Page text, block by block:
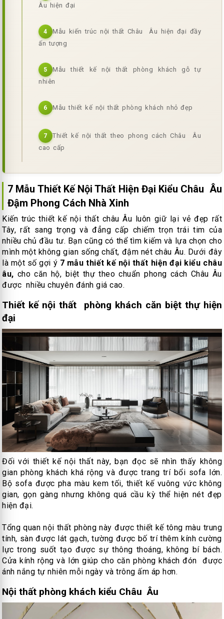
Âu hiện đại
4
Mẫu kiến trúc nội thất Châu Âu hiện đại đầy
ấn tượng
5
Mẫu thiết kế nội thất phòng khách gỗ tự
nhiên
6 Mẫu thiết kế nội thất phòng khách nhỏ đẹp
7
Thiết kế nội thất theo phong cách Châu Âu
cao cấp
7 Mẫu Thiết Kế Nội Thất Hiện Đại Kiểu Châu Âu
Đậm Phong Cách Nhà Xinh
Kiến trúc thiết kế nội thất châu Âu luôn giữ lại vẻ đẹp rất
Tây, rất sang trọng và đẳng cấp chiếm trọn trái tim của
nhiều chủ đầu tư. Bạn cũng có thể tìm kiếm và lựa chọn cho
mình một không gian sống chất, đậm nét châu Âu. Dưới đây
là một số gợi ý 7 mẫu thiết kế nội thất hiện đại kiểu châu
âu, cho căn hộ, biệt thự theo chuẩn phong cách Châu Âu
được nhiều chuyên đánh giá cao.
Thiết kế nội thất phòng khách căn biệt thự hiện
đại
Đối với thiết kế nội thất này, bạn đọc sẽ nhìn thấy không
gian phòng khách khá rộng và được trang trí bổi sofa lớn.
Bộ sofa được pha màu kem tối, thiết kế vuông vức không
gian, gọn gàng nhưng không quá cầu kỳ thể hiện nét đẹp
hiện đại.
Tổng quan nội thất phòng này được thiết kế tông màu trung
tính, sàn được lát gạch, tường được bố trí thêm kính cường
lực trong suốt tạo được sự thông thoáng, không bí bách.
Cửa kính rộng và lớn giúp cho căn phòng khách đón được
ánh nắng tự nhiên mỗi ngày và trông ấm áp hơn.
Nội thất phòng khách kiểu Châu Âu